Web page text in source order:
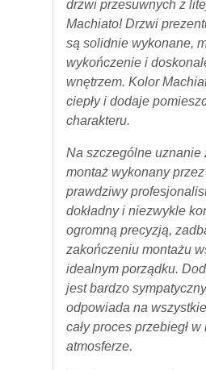
drzwi przesuwnych z
Machiato! Drzwi
są solidnie wykonane,
wykończenie i
wnętrzem. Kolor
ciepły i dodaje
charakteru.
Na szczególne uznanie
montaż wykonany
prawdziwy
dokładny i niezwykle
ogromną precyzją,
zakończeniu montażu
idealnym porządku.
jest bardzo
odpowiada na
cały proces przebiegł
atmosferze.